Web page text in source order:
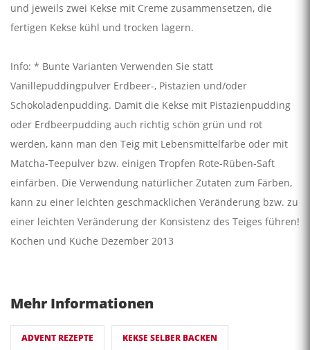
und jeweils zwei Kekse mit Creme zusammensetzen, die
fertigen Kekse kühl und trocken lagern.
Info: * Bunte Varianten Verwenden Sie statt
Vanillepuddingpulver Erdbeer-, Pistazien und/oder
Schokoladenpudding. Damit die Kekse mit Pistazienpudding
oder Erdbeerpudding auch richtig schön grün und rot
werden, kann man den Teig mit Lebensmittelfarbe oder mit
Matcha-Teepulver bzw. einigen Tropfen Rote-Rüben-Saft
einfärben. Die Verwendung natürlicher Zutaten zum Färben,
kann zu einer leichten geschmacklichen Veränderung bzw. zu
einer leichten Veränderung der Konsistenz des Teiges führen!
Kochen und Küche Dezember 2013
Mehr Informationen
ADVENT REZEPTE KEKSE SELBER BACKEN